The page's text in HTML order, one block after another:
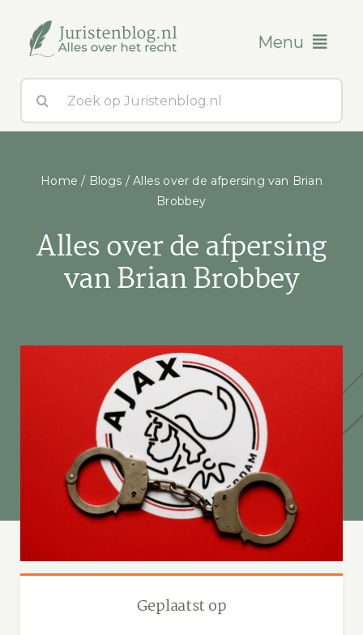
inhoud
Menu
Blogs
naar:
Home / Blogs /Alles over de afpersing van Brian
Brobbey
Alles over de afpersing
van Brian Brobbey
Geplaatst op